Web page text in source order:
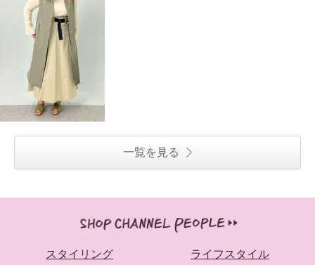
一覧を見る
スタイリング ライフスタイル